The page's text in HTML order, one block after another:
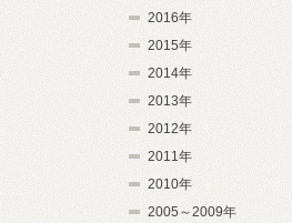
2016年
2015年
2014年
2013年
2012年
2011年
2010年
2005～2009年